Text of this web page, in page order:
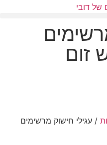
זום
/ עגילי חישוק מרשימים